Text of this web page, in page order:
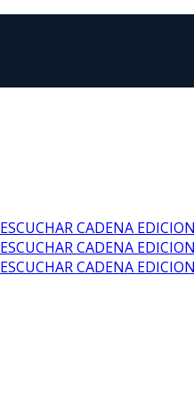
ESCUCHAR CADENA EDICION
ESCUCHAR CADENA EDICION
ESCUCHAR CADENA EDICION